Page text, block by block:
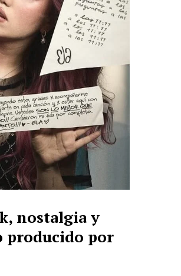
nostalgia y
producido por